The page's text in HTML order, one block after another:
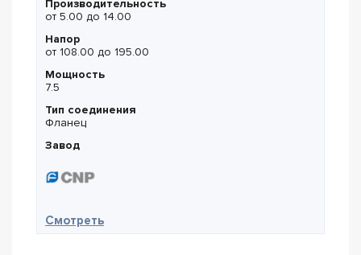
Производительность
от 5.00 до 14.00
Напор
от 108.00 до 195.00
Мощность
7.5
Тип соединения
Фланец
Завод
Смотреть— CNP CDM 10-18